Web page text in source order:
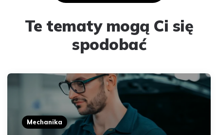
Te tematy mogą Ci się
spodobać
Mechanika